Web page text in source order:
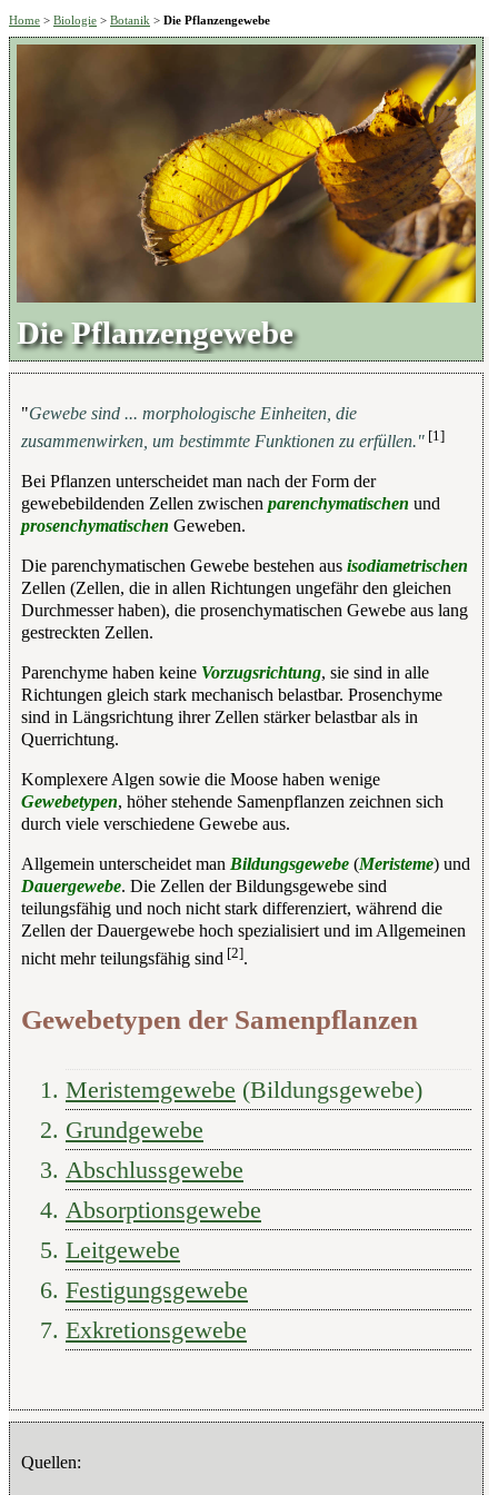
Home > Biologie > Botanik > Die Pflanzengewebe
Die Pflanzengewebe
"Gewebe sind ... morphologische Einheiten, die
zusammenwirken, um bestimmte Funktionen zu erfüllen." [1]
Bei Pflanzen unterscheidet man nach der Form der
gewebebildenden Zellen zwischen parenchymatischen und
prosenchymatischen Geweben.
Die parenchymatischen Gewebe bestehen aus isodiametrischen
Zellen (Zellen, die in allen Richtungen ungefähr den gleichen
Durchmesser haben), die prosenchymatischen Gewebe aus lang
gestreckten Zellen.
Parenchyme haben keine Vorzugsrichtung, sie sind in alle
Richtungen gleich stark mechanisch belastbar. Prosenchyme
sind in Längsrichtung ihrer Zellen stärker belastbar als in
Querrichtung.
Komplexere Algen sowie die Moose haben wenige
Gewebetypen, höher stehende Samenpflanzen zeichnen sich
durch viele verschiedene Gewebe aus.
Allgemein unterscheidet man Bildungsgewebe (Meristeme) und
Dauergewebe. Die Zellen der Bildungsgewebe sind
teilungsfähig und noch nicht stark differenziert, während die
Zellen der Dauergewebe hoch spezialisiert und im Allgemeinen
nicht mehr teilungsfähig sind [2].
Gewebetypen der Samenpflanzen
Meristemgewebe (Bildungsgewebe)
Grundgewebe
Abschlussgewebe
Absorptionsgewebe
Leitgewebe
Festigungsgewebe
Exkretionsgewebe
Quellen: